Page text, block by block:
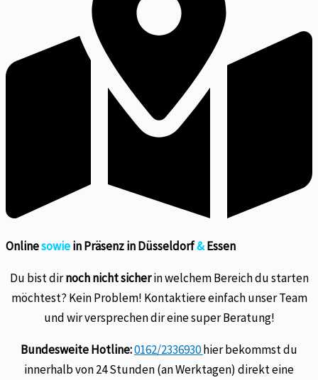
Onlinesowiein Präsenz in Düsseldorf&Essen
Du bist dirnoch nicht sicherin welchem Bereich du starten
möchtest? Kein Problem! Kontaktiere einfach unser Team
und wir versprechen dir eine super Beratung!
Bundesweite Hotline:0162/2336930hier bekommst du
innerhalb von 24 Stunden (an Werktagen) direkt eine